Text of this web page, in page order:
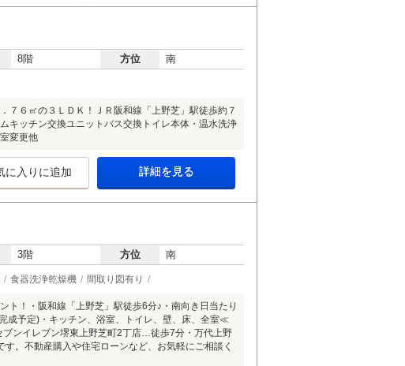
8階 方位 南
７６㎡の３ＬＤＫ！ＪＲ阪和線「上野芝」駅徒歩約７
ッチン交換ユニットバス交換トイレ本体・温水洗浄
変更他
に入りに追加 詳細を見る
3階 方位 南
食器洗浄乾燥機 間取り図有り
！・阪和線「上野芝」駅徒歩6分♪・南向き日当たり
成予定)・キッチン、浴室、トイレ、壁、床、全室≪
ンイレブン堺東上野芝町2丁店…徒歩7分・万代上野
。不動産購入や住宅ローンなど、お気軽にご相談く